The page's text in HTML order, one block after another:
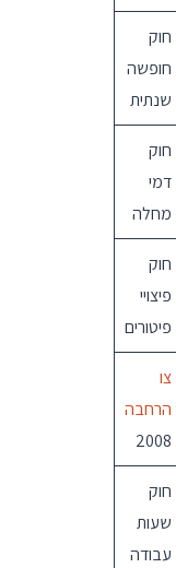
חוק
חופשה
שנתית
חוק
דמי
מחלה
חוק
פיצויי
פיטורים
צו
הרחבה
2008
חוק
שעות
עבודה